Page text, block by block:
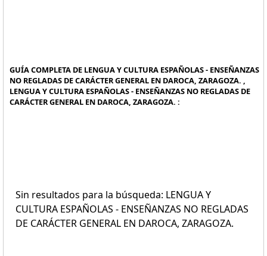
GUÍA COMPLETA DE LENGUA Y CULTURA ESPAÑOLAS - ENSEÑANZAS
NO REGLADAS DE CARÁCTER GENERAL EN DAROCA, ZARAGOZA. ,
LENGUA Y CULTURA ESPAÑOLAS - ENSEÑANZAS NO REGLADAS DE
CARÁCTER GENERAL EN DAROCA, ZARAGOZA. :
Sin resultados para la búsqueda: LENGUA Y
CULTURA ESPAÑOLAS - ENSEÑANZAS NO REGLADAS
DE CARÁCTER GENERAL EN DAROCA, ZARAGOZA.